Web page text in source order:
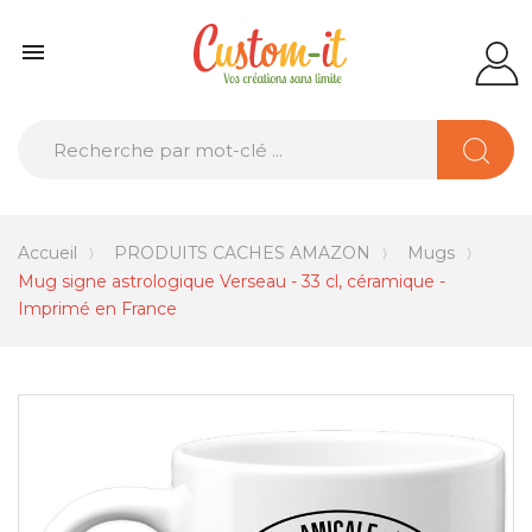

Accueil PRODUITS CACHES AMAZON
Mugs
Mug signe astrologique Verseau - 33 cl, céramique -
Imprimé en France